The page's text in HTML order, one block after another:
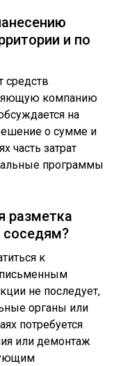
и по
средств
компанию
на
о сумме и
часть затрат
программы
разметка
соседям?
к
не последует,
органы или
потребуется
или демонтаж